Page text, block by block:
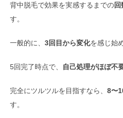
背中脱毛で効果を実感するまでの回
す。
一般的に、 3回目から変化を感じ始
5回完了時点で、 自己処理がほぼ不
完全にツルツルを目指すなら、 8〜
す。